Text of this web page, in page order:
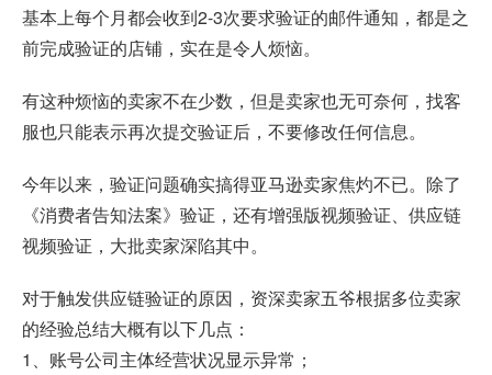
基本上每个月都会收到2-3次要求验证的邮件通知，都是之
前完成验证的店铺，实在是令人烦恼。
有这种烦恼的卖家不在少数，但是卖家也无可奈何，找客
服也只能表示再次提交验证后，不要修改任何信息。
今年以来，验证问题确实搞得亚马逊卖家焦灼不已。除了
《消费者告知法案》验证，还有增强版视频验证、供应链
视频验证，大批卖家深陷其中。
对于触发供应链验证的原因，资深卖家五爷根据多位卖家
的经验总结大概有以下几点：
1、账号公司主体经营状况显示异常；